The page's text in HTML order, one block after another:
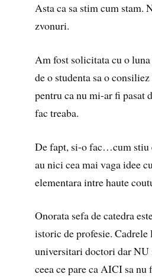
Asta ca sa stim cum stam.
zvonuri.
Am fost solicitata cu o
de o studenta sa o
pentru ca nu mi-ar fi pasat
fac treaba.
De fapt, si-o fac…cum
au nici cea mai vaga idee
elementara intre haute
Onorata sefa de catedra
istoric de profesie.
universitari doctori dar NU
ceea ce pare ca AICI sa